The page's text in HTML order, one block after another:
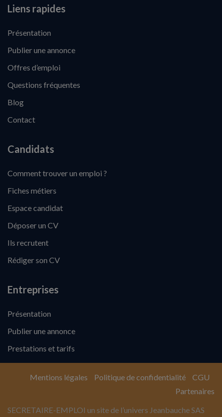
Liens rapides
Présentation
Publier une annonce
Offres d’emploi
Questions fréquentes
Blog
Contact
Candidats
Comment trouver un emploi ?
Fiches métiers
Espace candidat
Déposer un CV
Ils recrutent
Rédiger son CV
Entreprises
Présentation
Publier une annonce
Prestations et tarifs
SECRETAIRE-EMPLOI un site de l’univers Jeanbauche SAS
Mentions légales Politique de confidentialité
CGU
Partenaires